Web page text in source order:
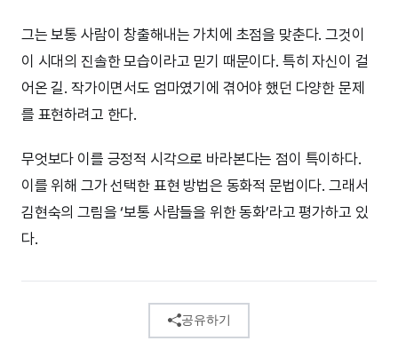
그는 보통 사람이 창출해내는 가치에 초점을 맞춘다. 그것이
이 시대의 진솔한 모습이라고 믿기 때문이다. 특히 자신이 걸
어온 길. 작가이면서도 엄마였기에 겪어야 했던 다양한 문제
를 표현하려고 한다.
무엇보다 이를 긍정적 시각으로 바라본다는 점이 특이하다.
이를 위해 그가 선택한 표현 방법은 동화적 문법이다. 그래서
김현숙의 그림을 ‘보통 사람들을 위한 동화’라고 평가하고 있
다.
공유하기